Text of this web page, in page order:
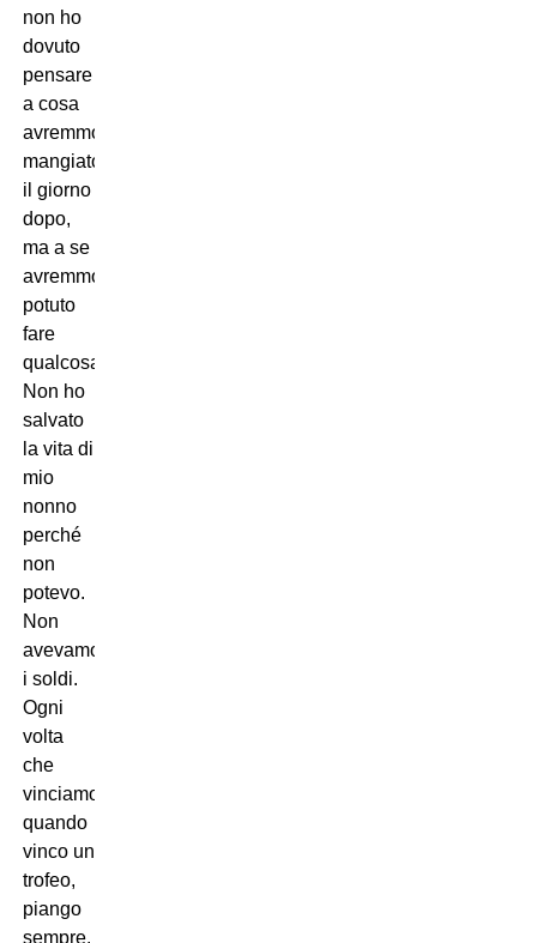
non ho
dovuto
pensare
a cosa
avremmo
mangiato
il giorno
dopo,
ma a se
avremmo
potuto
fare
qualcosa.
Non ho
salvato
la vita di
mio
nonno
perché
non
potevo.
Non
avevamo
i soldi.
Ogni
volta
che
vinciamo,
quando
vinco un
trofeo,
piango
sempre.